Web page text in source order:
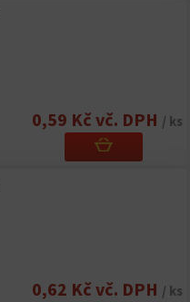
0,59 Kč vč. DPH / ks
0,62 Kč vč. DPH / ks